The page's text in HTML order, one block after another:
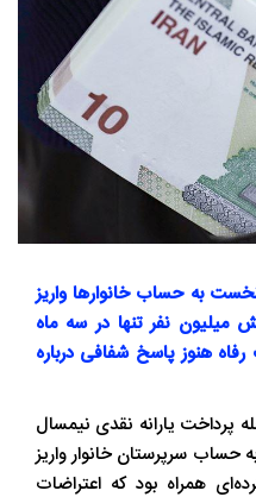
به حساب خانوار‌ها واریز
نفر تنها در سه ماه
هنوز پاسخ شفافی درباره
پرداخت یارانه نقدی نیمسال
حساب سرپرستان خانوار واریز
همراه بود که اعتراضات